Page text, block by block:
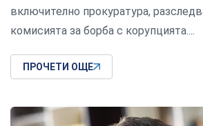
включително прокуратура,
комисията за борба с корупцията....
ПРОЧЕТИ ОЩЕ